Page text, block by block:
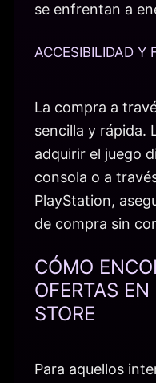
se enfrentan a
ACCESIBILIDAD Y
La compra a
sencilla y rápida.
adquirir el juego
consola o a
PlayStation,
de compra sin
CÓMO
OFERTAS
STORE
Para aquellos